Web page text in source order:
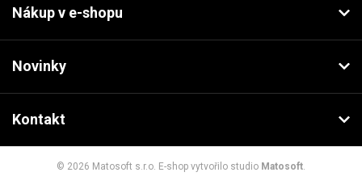
Nákup v e-shopu
Novinky
Kontakt
© 2026 Matosoft s.r.o. E-shop vytvořilo studio Matosoft